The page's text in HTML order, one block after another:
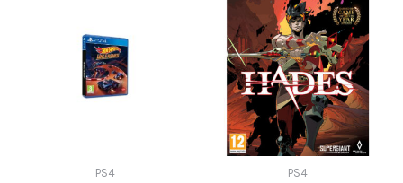
PS4 PS4